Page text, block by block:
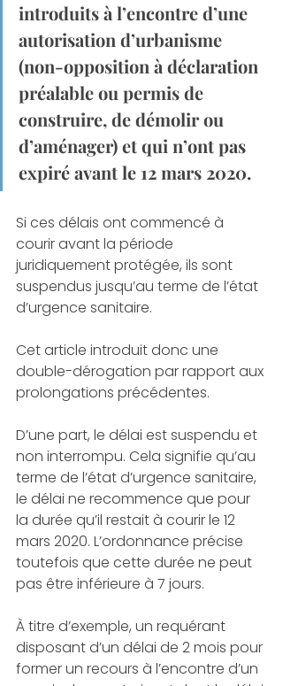
introduits à l’encontre d’une
autorisation d’urbanisme
(non-opposition à déclaration
préalable ou permis de
construire, de démolir ou
d’aménager) et qui n’ont pas
expiré avant le 12 mars 2020.
Si ces délais ont commencé à
courir avant la période
juridiquement protégée, ils sont
suspendus jusqu’au terme de l’état
d’urgence sanitaire.
Cet article introduit donc une
double-dérogation par rapport aux
prolongations précédentes.
D’une part, le délai est suspendu et
non interrompu. Cela signifie qu’au
terme de l’état d’urgence sanitaire,
le délai ne recommence que pour
la durée qu’il restait à courir le 12
mars 2020. L’ordonnance précise
toutefois que cette durée ne peut
pas être inférieure à 7 jours.
À titre d’exemple, un requérant
disposant d’un délai de 2 mois pour
former un recours à l’encontre d’un